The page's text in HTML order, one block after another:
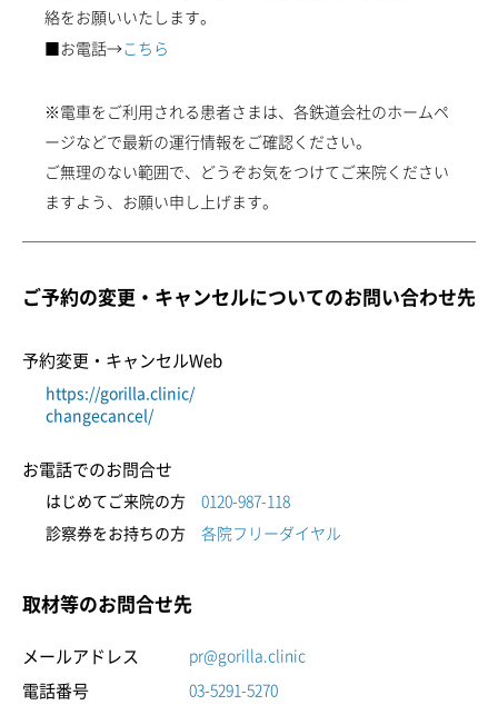
絡をお願いいたします。
■お電話→こちら
※電車をご利用される患者さまは、各鉄道会社のホームペ
ージなどで最新の運行情報をご確認ください。
ご無理のない範囲で、どうぞお気をつけてご来院ください
ますよう、お願い申し上げます。
ご予約の変更・キャンセルについてのお問い合わせ先
予約変更・キャンセルWeb
https://gorilla.clinic/
changecancel/
お電話でのお問合せ
はじめてご来院の方
0120-987-118
診察券をお持ちの方
各院フリーダイヤル
取材等のお問合せ先
メールアドレス pr@gorilla.clinic
電話番号 03-5291-5270